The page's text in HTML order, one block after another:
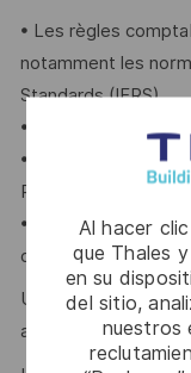
Al hacer
que Thales
en su
del sitio,
nuestros
• Les règles
notamment les
Standards (IFRS),
• La gestion
• L’utilisation du
Products) et
• La gestion des
documentaires.
Un niveau d’anglais
avec des clients et